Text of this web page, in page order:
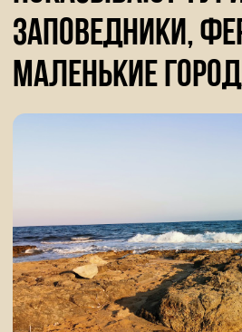
день 2.
Ното, море и заповедник
Вендикари
Утром мы отправимся в Ното — один из